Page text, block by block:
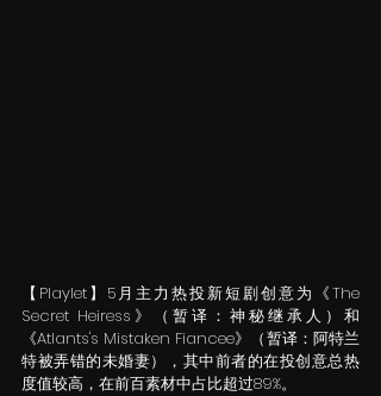
【Playlet】5月主力热投新短剧创意为《The
Secret Heiress》（暂译：神秘继承人）和
《Atlants's Mistaken Fiancee》（暂译：阿特兰
特被弄错的未婚妻），其中前者的在投创意总热
度值较高，在前百素材中占比超过89%。